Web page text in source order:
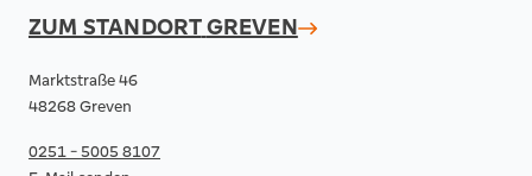
ZUM STANDORTGREVEN
Marktstraße 46
48268 Greven
0251 - 5005 8107